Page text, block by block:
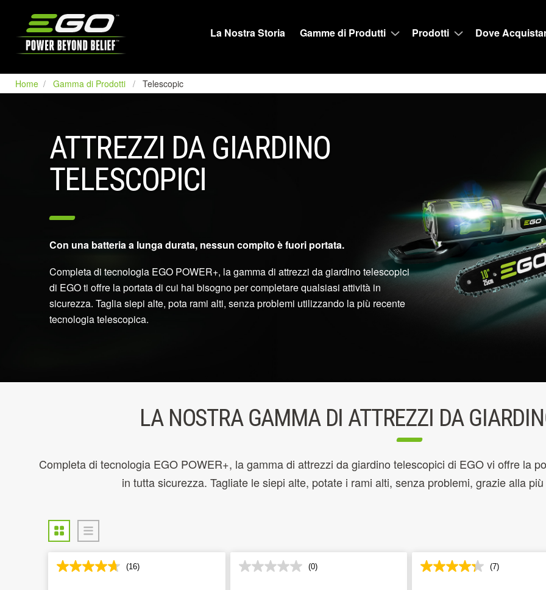
La Nostra Storia
Gamme di Produtti Prodotti Dove
Home Gamma di Prodotti Telescopic
ATTREZZI DA GIARDINO
TELESCOPICI
Con una batteria a lunga durata, nessun compito è fuori portata.
Completa di tecnologia EGO POWER+, la gamma di attrezzi da giardino telescopici
di EGO ti offre la portata di cui hai bisogno per completare qualsiasi attività in
sicurezza. Taglia siepi alte, pota rami alti, senza problemi utilizzando la più recente
tecnologia telescopica.
LA NOSTRA GAMMA DI ATTREZZI DA
Completa di tecnologia EGO POWER+, la gamma di attrezzi da giardino telescopici di EGO vi offre la
in tutta sicurezza. Tagliate le siepi alte, potate i rami alti, senza problemi, grazie alla
(16) (0) (7)